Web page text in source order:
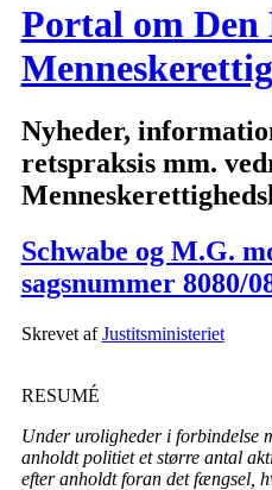
Portal om
Nyheder,
retspraksis mm.
Schwabe og M.G.
sagsnummer 8080/
Skrevet afJustitsministeriet
RESUMÉ
Under uroligheder i forbindelse
anholdt politiet et større antal
efter anholdt foran det fængsel,